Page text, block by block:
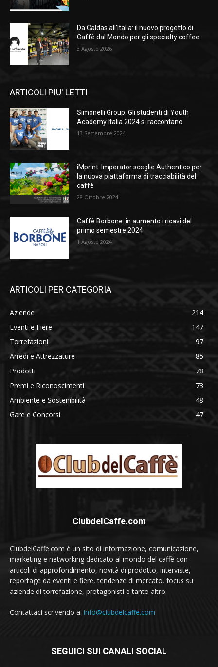
Da Caldas all’Italia: il nuovo progetto di
Caffè dal Mondo per gli specialty coffee
3 Agosto 2026
ARTICOLI PIU' LETTI
Simonelli Group. Gli studenti di Youth
Academy Italia 2024 si raccontano
13 Settembre 2024
iMprint. Imperator sceglie Authentico per
la nuova piattaforma di tracciabilità del
caffè
28 Ottobre 2024
Caffè Borbone: in aumento i ricavi del
primo semestre 2024
1 Agosto 2024
ARTICOLI PER CATEGORIA
Aziende
214
Eventi e Fiere
147
Torrefazioni
97
Arredi e Attrezzature
85
Prodotti
78
Premi e Riconoscimenti
73
Ambiente e Sostenibilità
48
Gare e Concorsi
47
ClubdelCaffe.com
ClubdelCaffe.com è un sito di informazione, comunicazione,
marketing e networking dedicato al mondo del caffè con
articoli di approfondimento, novità di prodotto, interviste,
reportage da eventi e fiere, tendenze di mercato, focus su
aziende di torrefazione, protagonisti e tanto altro.
Contattaci scrivendo a: info@clubdelcaffe.com
SEGUICI SUI CANALI SOCIAL